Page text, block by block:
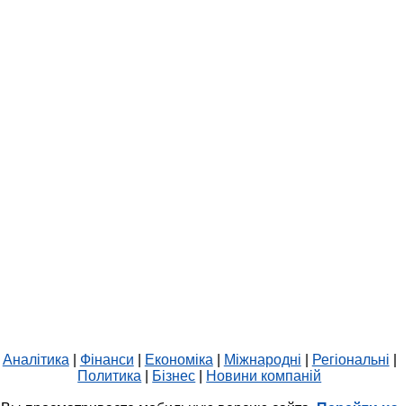
Аналітика Фінанси Економіка Міжнародні Регіональні
Политика
Бізнес Новини компаній